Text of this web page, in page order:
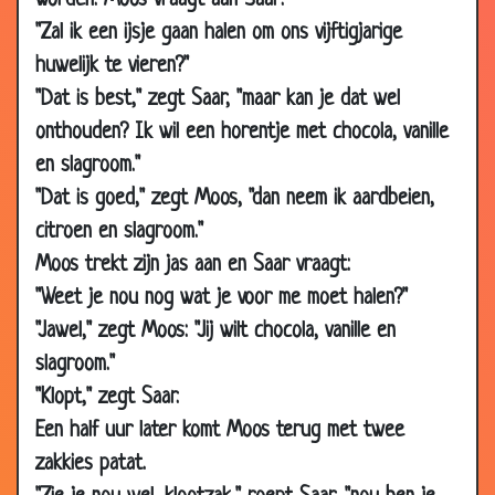
"Zal ik een ijsje gaan halen om ons vijftigjarige
huwelijk te vieren?"
"Dat is best," zegt Saar, "maar kan je dat wel
onthouden? Ik wil een horentje met chocola, vanille
en slagroom."
"Dat is goed," zegt Moos, "dan neem ik aardbeien,
citroen en slagroom."
Moos trekt zijn jas aan en Saar vraagt:
"Weet je nou nog wat je voor me moet halen?"
"Jawel," zegt Moos: "Jij wilt chocola, vanille en
slagroom."
"Klopt," zegt Saar.
Een half uur later komt Moos terug met twee
zakkies patat.
24 Nov
Draaien
23 Nov
2006
Vrouw bij de modezaak
17 Nov
Twee oude dames
15 Nov
2006
Van 0 tot 100
12 Nov
2006
11 Nov
2006
Erfenis
09 Nov
2006
Worst
09 Nov
43 jaar, 2 maanden en 8 dagen